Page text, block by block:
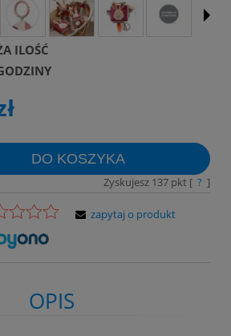
ILOŚĆ
DO KOSZYKA
Zyskujesz 137pkt [ ? ]
zapytaj o produkt
OPIS